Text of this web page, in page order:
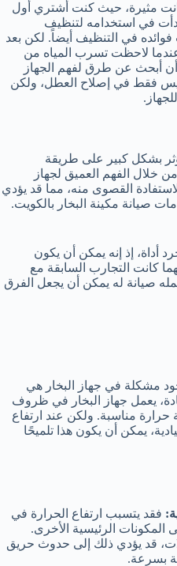
مثيرة، حيث كنت أشتري أول
في استخدامه لتنظيف
في التنظيف أيضاً. لكن بعد
عندما لاحظت تسرب المياه من
أبحث عن طرق لفهم الجهاز
فقط في إصلاح العطل، ولكن
بشكل كبير على طريقة
خلال الفهم العميق لجهاز
القصوى منه، مما قد يؤدي
صيانة مكينة البخار بالكويت.
أداة، إذ إنه يمكن أن يكون
كانت التجارب السابقة مع
صيانة له يمكن أن يجعل الفرق
مشكلة في جهاز البخار هي
يعمل جهاز البخار في ظروف
مناسبة. ولكن عند ارتفاع
يمكن أن يكون هذا تلميحًا
فقد يتسبب ارتفاع الحرارة في
المكونات الرئيسية الأخرى.
قد يؤدي ذلك إلى حدوث حريق
بسرعة.